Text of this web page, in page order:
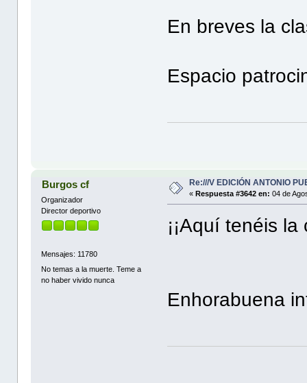
En breves la
Espacio
Burgos cf
Organizador
Director deportivo
Mensajes: 11780
No temas a la muerte. Teme a
no haber vivido nunca
Re:///V EDICIÓN ANTONIO
«Respuesta #3642 en: 04 de
¡¡Aquí tenéis
Enhorabuena